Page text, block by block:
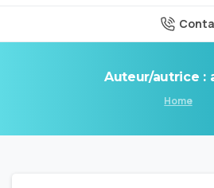
Auteur/autrice :
Home